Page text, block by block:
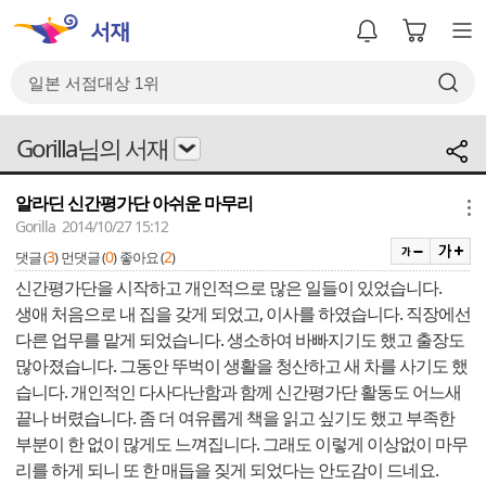
Gorilla님의 서재
알라딘 신간평가단 아쉬운 마무리
Gorilla 2014/10/27 15:12
댓글 (3) 먼댓글 (0) 좋아요 (2)
신간평가단을 시작하고 개인적으로 많은 일들이 있었습니다.
생애 처음으로 내 집을 갖게 되었고, 이사를 하였습니다. 직장에선
다른 업무를 맡게 되었습니다. 생소하여 바빠지기도 했고 출장도
많아졌습니다. 그동안 뚜벅이 생활을 청산하고 새 차를 사기도 했
습니다. 개인적인 다사다난함과 함께 신간평가단 활동도 어느새
끝나 버렸습니다. 좀 더 여유롭게 책을 읽고 싶기도 했고 부족한
부분이 한 없이 많게도 느껴집니다. 그래도 이렇게 이상없이 마무
리를 하게 되니 또 한 매듭을 짖게 되었다는 안도감이 드네요.